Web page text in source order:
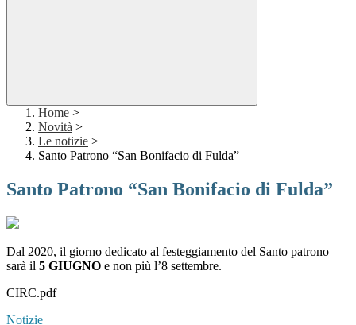
Home >
Novità >
Le notizie >
Santo Patrono “San Bonifacio di Fulda”
Santo Patrono “San Bonifacio di Fulda”
Dal 2020, il giorno dedicato al festeggiamento del Santo patrono
sarà il 5 GIUGNO e non più l’8 settembre.
CIRC.pdf
Notizie